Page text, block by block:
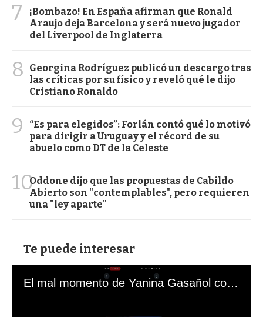
7
¡Bombazo! En España afirman que Ronald
Araujo deja Barcelona y será nuevo jugador
del Liverpool de Inglaterra
8
Georgina Rodríguez publicó un descargo tras
las críticas por su físico y reveló qué le dijo
Cristiano Ronaldo
9
“Es para elegidos”: Forlán contó qué lo motivó
para dirigir a Uruguay y el récord de su
abuelo como DT de la Celeste
10Oddone dijo que las propuestas de Cabildo
Abierto son "contemplables", pero requieren
una "ley aparte"
Te puede interesar
El mal momento de Yanina Gasañol con un hincha argentino en "Subrayado"